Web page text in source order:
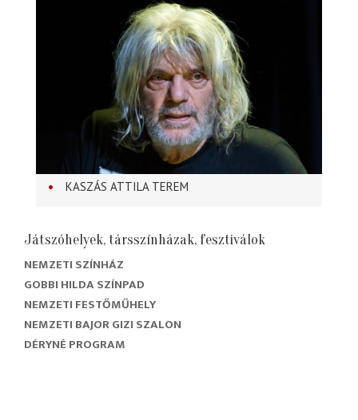
KASZÁS ATTILA TEREM
Játszóhelyek, társszínházak, fesztiválok
NEMZETI SZÍNHÁZ
GOBBI HILDA SZÍNPAD
NEMZETI FESTŐMŰHELY
NEMZETI BAJOR GIZI SZALON
DÉRYNÉ PROGRAM